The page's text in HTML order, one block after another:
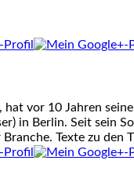
hat vor 10 Jahren
in Berlin. Seit sein
Texte zu